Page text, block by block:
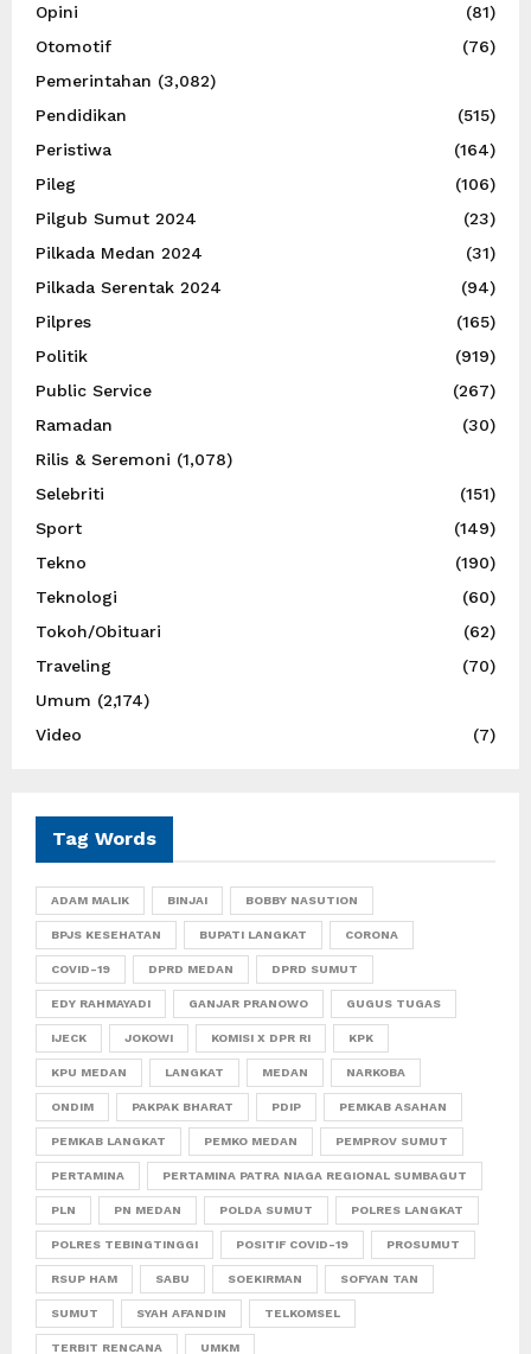
Opini
(81)
Otomotif
(76)
Pemerintahan (3,082)
Pendidikan
(515)
Peristiwa
(164)
Pileg
(106)
Pilgub Sumut 2024
(23)
Pilkada Medan 2024
(31)
Pilkada Serentak 2024
(94)
Pilpres
(165)
Politik
(919)
Public Service
(267)
Ramadan
(30)
Rilis & Seremoni (1,078)
Selebriti
(151)
Sport
(149)
Tekno
(190)
Teknologi
(60)
Tokoh/Obituari
(62)
Traveling
(70)
Umum (2,174)
Video
(7)
Tag Words
ADAM MALIK BINJAI BOBBY NASUTION
BPJS KESEHATAN BUPATI LANGKAT CORONA
COVID-19 DPRD MEDAN DPRD SUMUT
EDY RAHMAYADI GANJAR PRANOWO GUGUS TUGAS
IJECK JOKOWI KOMISI X DPR RI KPK
KPU MEDAN LANGKAT MEDAN NARKOBA
ONDIM PAKPAK BHARAT PDIP PEMKAB ASAHAN
PEMKAB LANGKAT PEMKO MEDAN PEMPROV SUMUT
PERTAMINA PERTAMINA PATRA NIAGA REGIONAL SUMBAGUT
PLN PN MEDAN POLDA SUMUT POLRES LANGKAT
POLRES TEBINGTINGGI POSITIF COVID-19 PROSUMUT
RSUP HAM SABU SOEKIRMAN SOFYAN TAN
SUMUT SYAH AFANDIN TELKOMSEL
TERBIT RENCANA UMKM